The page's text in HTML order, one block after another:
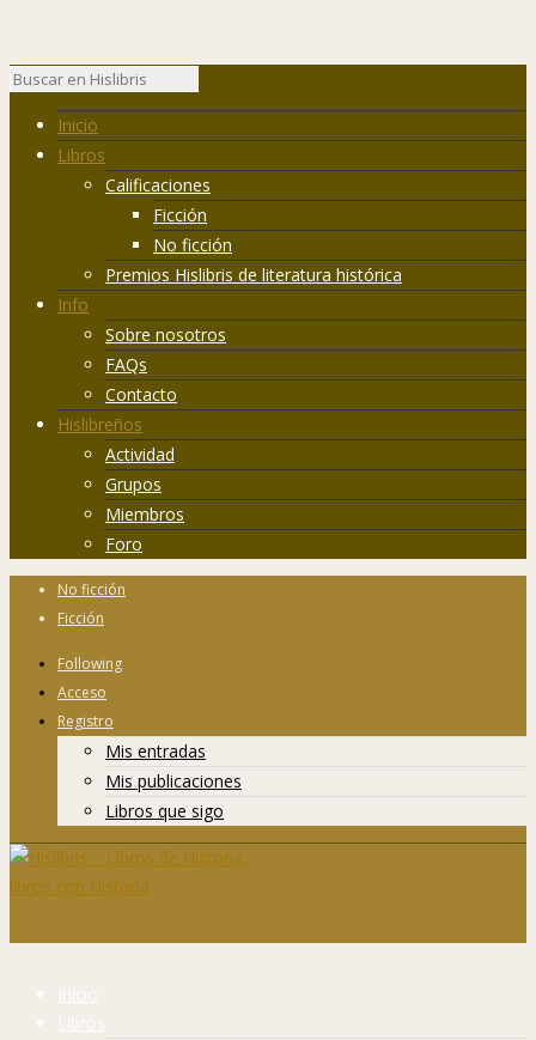
Inicio
Libros
Calificaciones
Ficción
No ficción
Premios Hislibris de literatura histórica
Info
Sobre nosotros
FAQs
Contacto
Hislibreños
Actividad
Grupos
Miembros
Foro
No ficción
Ficción
Following
Acceso
Registro
Mis entradas
Mis publicaciones
Libros que sigo
Inicio
Libros